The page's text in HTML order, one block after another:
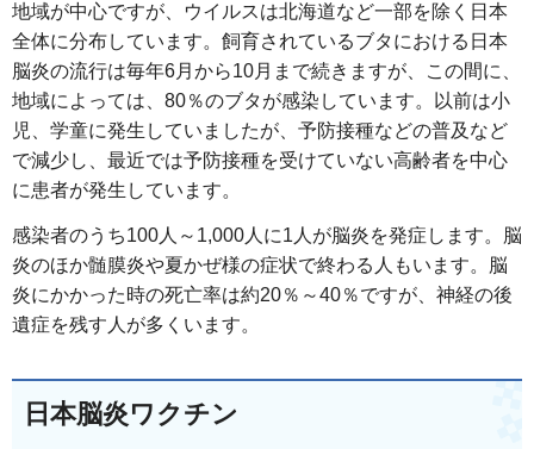
地域が中心ですが、ウイルスは北海道など一部を除く日本
全体に分布しています。飼育されているブタにおける日本
脳炎の流行は毎年6月から10月まで続きますが、この間に、
地域によっては、80％のブタが感染しています。以前は小
児、学童に発生していましたが、予防接種などの普及など
で減少し、最近では予防接種を受けていない高齢者を中心
に患者が発生しています。
感染者のうち100人～1,000人に1人が脳炎を発症します。脳
炎のほか髄膜炎や夏かぜ様の症状で終わる人もいます。脳
炎にかかった時の死亡率は約20％～40％ですが、神経の後
遺症を残す人が多くいます。
日本脳炎ワクチン